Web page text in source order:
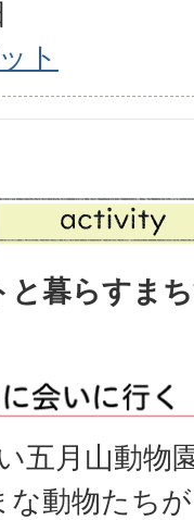
ト
と暮らすま
五月山動物
な動物たち